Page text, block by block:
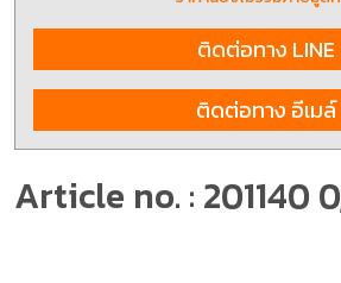
Article no. : 201140
ติดต่อทาง LINE
ติดต่อทาง อีเมล์